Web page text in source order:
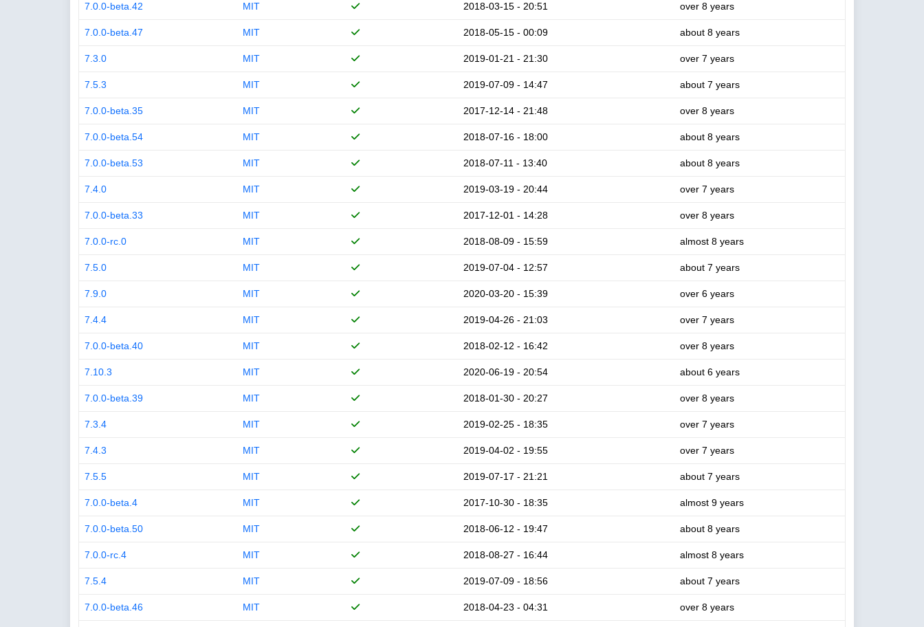
7.0.0-beta.42 MIT 2018-03-15 - 20:51 over 8 years
7.0.0-beta.47 MIT 2018-05-15 - 00:09 about 8 years
7.3.0 MIT 2019-01-21 - 21:30 over 7 years
7.5.3 MIT 2019-07-09 - 14:47 about 7 years
7.0.0-beta.35 MIT 2017-12-14 - 21:48 over 8 years
7.0.0-beta.54 MIT 2018-07-16 - 18:00 about 8 years
7.0.0-beta.53 MIT 2018-07-11 - 13:40 about 8 years
7.4.0 MIT 2019-03-19 - 20:44 over 7 years
7.0.0-beta.33 MIT 2017-12-01 - 14:28 over 8 years
7.0.0-rc.0 MIT 2018-08-09 - 15:59 almost 8 years
7.5.0 MIT 2019-07-04 - 12:57 about 7 years
7.9.0 MIT 2020-03-20 - 15:39 over 6 years
7.4.4 MIT 2019-04-26 - 21:03 over 7 years
7.0.0-beta.40 MIT 2018-02-12 - 16:42 over 8 years
7.10.3 MIT 2020-06-19 - 20:54 about 6 years
7.0.0-beta.39 MIT 2018-01-30 - 20:27 over 8 years
7.3.4 MIT 2019-02-25 - 18:35 over 7 years
7.4.3 MIT 2019-04-02 - 19:55 over 7 years
7.5.5 MIT 2019-07-17 - 21:21 about 7 years
7.0.0-beta.4 MIT 2017-10-30 - 18:35 almost 9 years
7.0.0-beta.50 MIT 2018-06-12 - 19:47 about 8 years
7.0.0-rc.4 MIT 2018-08-27 - 16:44 almost 8 years
7.5.4 MIT 2019-07-09 - 18:56 about 7 years
7.0.0-beta.46 MIT 2018-04-23 - 04:31 over 8 years